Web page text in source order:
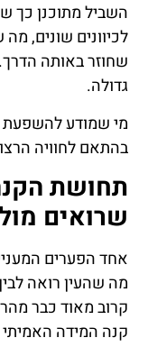
השביל מתוכנן כך
לכיוונים שונים,
שחוזר באותה
גדולה.
מי שמודע להשפעת
בהתאם לחוויה
תחושת
שרואים
מה שהעין רואה
קרוב מאוד כבר
קנה המידה